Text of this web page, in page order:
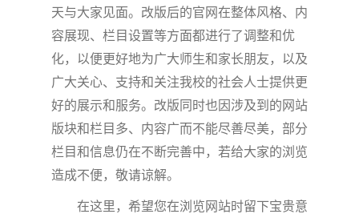
天与大家见面。改版后的官网在整体风格、内
容展现、栏目设置等方面都进行了调整和优
化，以便更好地为广大师生和家长朋友，以及
广大关心、支持和关注我校的社会人士提供更
好的展示和服务。改版同时也因涉及到的网站
版块和栏目多、内容广而不能尽善尽美，部分
栏目和信息仍在不断完善中，若给大家的浏览
造成不便，敬请谅解。
在这里，希望您在浏览网站时留下宝贵意